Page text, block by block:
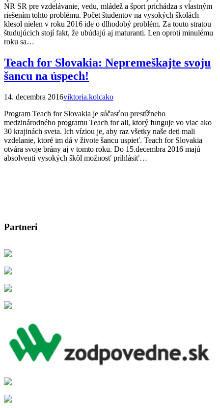
NR SR pre vzdelávanie, vedu, mládež a šport prichádza s vlastným
riešením tohto problému. Počet študentov na vysokých školách
klesol nielen v roku 2016 ide o dlhodobý problém. Za touto stratou
študujúcich stojí fakt, že ubúdajú aj maturanti. Len oproti minulému
roku sa…
Teach for Slovakia: Nepremeškajte svoju
šancu na úspech!
14. decembra 2016viktoria.kolcako
Program Teach for Slovakia je súčasťou prestížneho
medzinárodného programu Teach for all, ktorý funguje vo viac ako
30 krajinách sveta. Ich víziou je, aby raz všetky naše deti mali
vzdelanie, ktoré im dá v živote šancu uspieť. Teach for Slovakia
otvára svoje brány aj v tomto roku. Do 15.decembra 2016 majú
absolventi vysokých škôl možnosť prihlásiť…
Partneri